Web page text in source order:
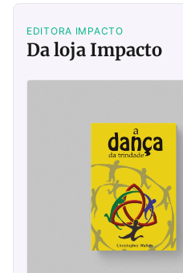
EDITORA IMPACTO
Da loja Impacto